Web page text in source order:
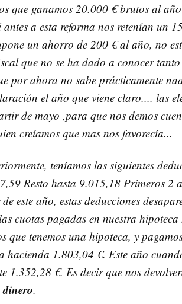
que ganamos 20.000 € brutos al
antes a esta reforma nos retenían un
un ahorro de 200 € al año, no
que no se ha dado a conocer
por ahora no sabe prácticamente
el año que viene claro.... las
de mayo ,para que nos demos
creíamos que mas nos favorecía...
teníamos las siguientes
Resto hasta 9.015,18 Primeros 2
este año, estas deducciones
cuotas pagadas en nuestra
que tenemos una hipoteca, y
hacienda 1.803,04 €. Este año
1.352,28 €. Es decir que nos
dinero.